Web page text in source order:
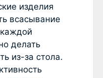
изделия
всасывание
делать
из-за стола.